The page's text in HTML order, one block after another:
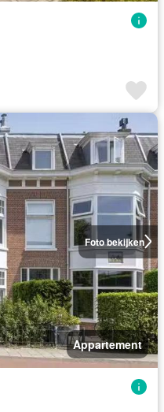
Foto bekijken
Appartement